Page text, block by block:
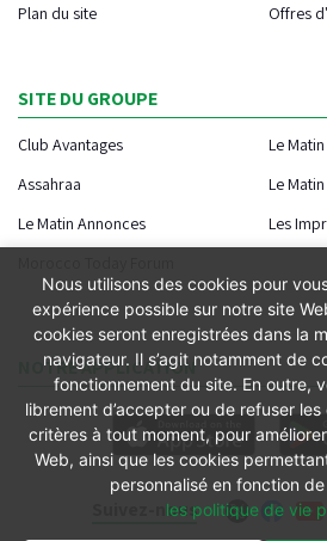
Suivez-nous
Plan du site
Offres
SITE DU GROUPE
Club Avantages
Le
Assahraa
Le
Le Matin Annonces
Les
NOTRE APPLICATION
Nous utilisons des cookies pour
expérience possible sur notre site
cookies seront enregistrées dans la
navigateur. Il s’agit notamment de
fonctionnement du site. En outre,
librement d’accepter ou de refuser
critères à tout moment, pour
Web, ainsi que les cookies
personnalisé en fonction
les politique de vie